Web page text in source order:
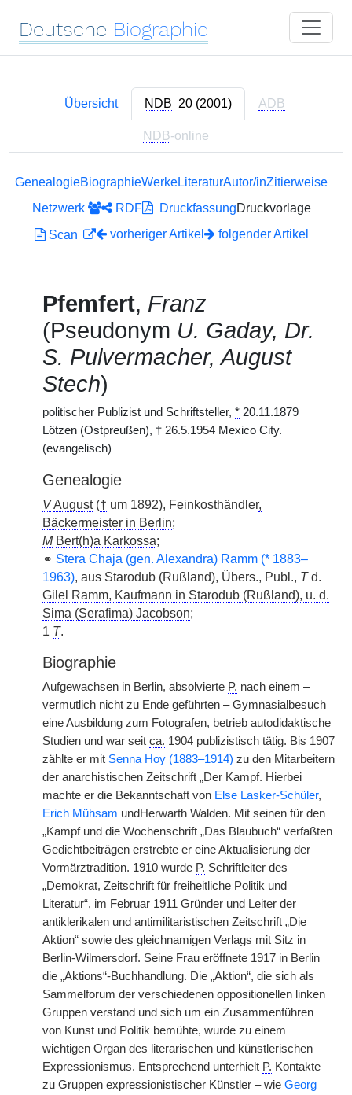
Deutsche Biographie
Übersicht NDB 20 (2001) ADB
NDB-online
GenealogieBiographieWerkeLiteraturAutor/inZitierweise
Netzwerk
RDF DruckfassungDruckvorlage
Scan
vorheriger Artikel folgender Artikel
Pfemfert, Franz
(Pseudonym U. Gaday, Dr.
S. Pulvermacher, August
Stech)
politischer Publizist und Schriftsteller, * 20.11.1879
Lötzen (Ostpreußen), † 26.5.1954 Mexico City.
(evangelisch)
Genealogie
VAugust(† um 1892), Feinkosthändler,
Bäckermeister in Berlin;
M Bert(h)a Karkossa;
⚭ Stera Chaja (gen. Alexandra) Ramm (* 1883–
1963), aus Starodub (Rußland), Übers., Publ., Td.
Gilel Ramm, Kaufmann in Starodub (Rußland), u. d.
Sima (Serafima) Jacobson;
1 T.
Biographie
Aufgewachsen in Berlin, absolvierte P. nach einem –
vermutlich nicht zu Ende geführten – Gymnasialbesuch
eine Ausbildung zum Fotografen, betrieb autodidaktische
Studien und war seit ca. 1904 publizistisch tätig. Bis 1907
zählte er mit Senna Hoy (1883–1914) zu den Mitarbeitern
der anarchistischen Zeitschrift „Der Kampf. Hierbei
machte er die Bekanntschaft von Else Lasker-Schüler,
Erich Mühsam undHerwarth Walden. Mit seinen für den
„Kampf und die Wochenschrift „Das Blaubuch“ verfaßten
Gedichtbeiträgen erstrebte er eine Aktualisierung der
Vormärztradition. 1910 wurde P. Schriftleiter des
„Demokrat, Zeitschrift für freiheitliche Politik und
Literatur“, im Februar 1911 Gründer und Leiter der
antiklerikalen und antimilitaristischen Zeitschrift „Die
Aktion“ sowie des gleichnamigen Verlags mit Sitz in
Berlin-Wilmersdorf. Seine Frau eröffnete 1917 in Berlin
die „Aktions“-Buchhandlung. Die „Aktion“, die sich als
Sammelforum der verschiedenen oppositionellen linken
Gruppen verstand und sich um ein Zusammenführen
von Kunst und Politik bemühte, wurde zu einem
wichtigen Organ des literarischen und künstlerischen
Expressionismus. Entsprechend unterhielt P. Kontakte
zu Gruppen expressionistischer Künstler – wie Georg